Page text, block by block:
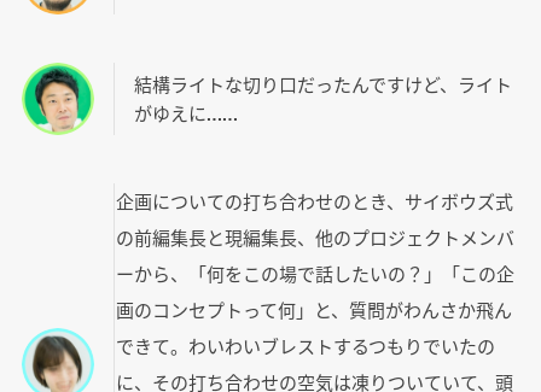
結構ライトな切り口だったんですけど、ライト
がゆえに……
企画についての打ち合わせのとき、サイボウズ式
の前編集長と現編集長、他のプロジェクトメンバ
ーから、「何をこの場で話したいの？」「この企
画のコンセプトって何」と、質問がわんさか飛ん
できて。わいわいブレストするつもりでいたの
に、その打ち合わせの空気は凍りついていて、頭